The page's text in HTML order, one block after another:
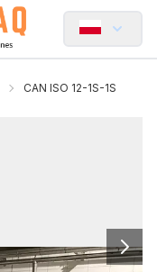
CAN ISO 12-1S-1S